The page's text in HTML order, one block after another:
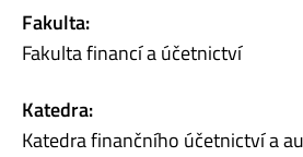
Fakulta:
Fakulta financí a účetnictví
Katedra:
Katedra finančního účetnictví a